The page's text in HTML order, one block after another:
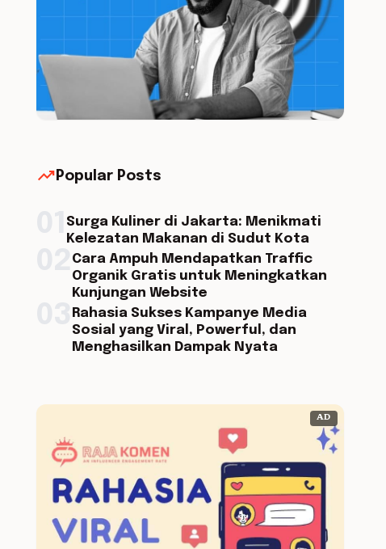
trending_up Popular Posts
Surga Kuliner di Jakarta: Menikmati
Kelezatan Makanan di Sudut Kota
Cara Ampuh Mendapatkan Traffic
Organik Gratis untuk Meningkatkan
Kunjungan Website
Rahasia Sukses Kampanye Media
Sosial yang Viral, Powerful, dan
Menghasilkan Dampak Nyata
AD